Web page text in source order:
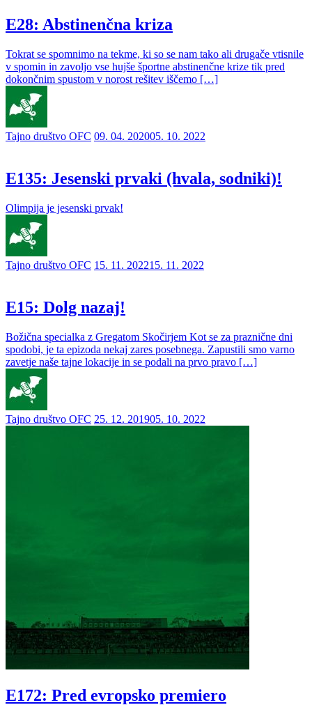
E28: Abstinenčna kriza
Tokrat se spomnimo na tekme, ki so se nam tako ali drugače vtisnile
v spomin in zavoljo vse hujše športne abstinenčne krize tik pred
dokončnim spustom v norost rešitev iščemo […]
Tajno društvo OFC 09. 04. 202005. 10. 2022
E135: Jesenski prvaki (hvala, sodniki)!
Olimpija je jesenski prvak!
Tajno društvo OFC 15. 11. 202215. 11. 2022
E15: Dolg nazaj!
Božična specialka z Gregatom Skočirjem Kot se za praznične dni
spodobi, je ta epizoda nekaj zares posebnega. Zapustili smo varno
zavetje naše tajne lokacije in se podali na prvo pravo […]
Tajno društvo OFC 25. 12. 201905. 10. 2022
E172: Pred evropsko premiero